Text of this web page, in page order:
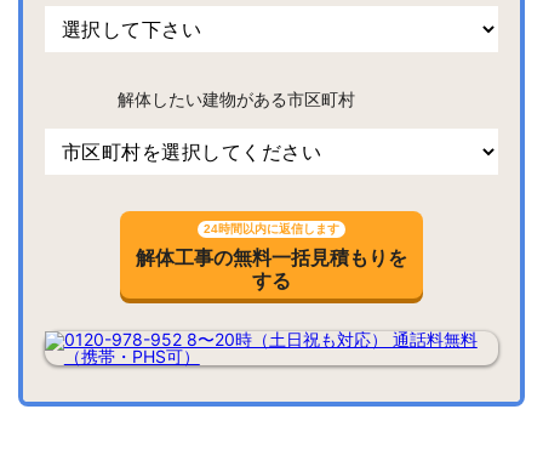
解体したい建物がある市区町村
24時間以内に返信します
解体工事の無料一括見積もりを
する